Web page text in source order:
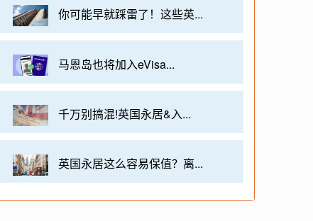
你可能早就踩雷了！这些英...
马恩岛也将加入eVisa...
千万别搞混!英国永居&入...
英国永居这么容易保值？离...